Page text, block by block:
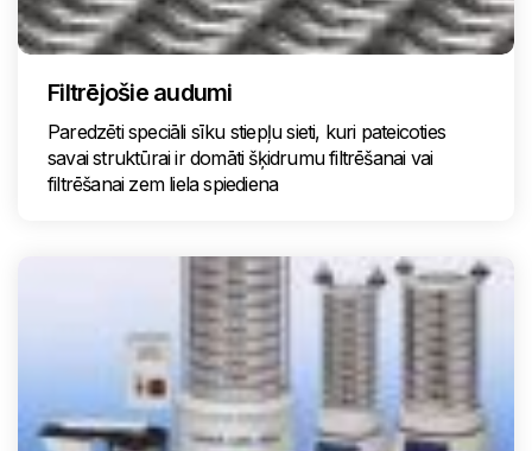
Filtrējošie audumi
Paredzēti speciāli sīku stiepļu sieti, kuri pateicoties
savai struktūrai ir domāti šķidrumu filtrēšanai vai
filtrēšanai zem liela spiediena